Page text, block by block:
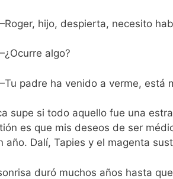
hijo, despierta, necesito
algo?
padre ha venido a verme, está
supe si todo aquello fue una
es que mis deseos de ser
año. Dalí, Tapies y el magenta
duró muchos años hasta